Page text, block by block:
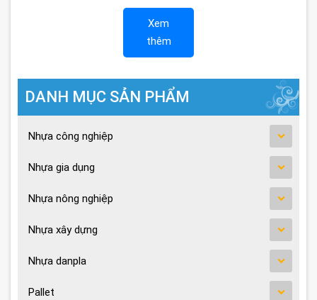
Xem
thêm
DANH MỤC SẢN PHẨM
Nhựa công nghiệp
Nhựa gia dụng
Nhựa nông nghiệp
Nhựa xây dựng
Nhựa danpla
Pallet